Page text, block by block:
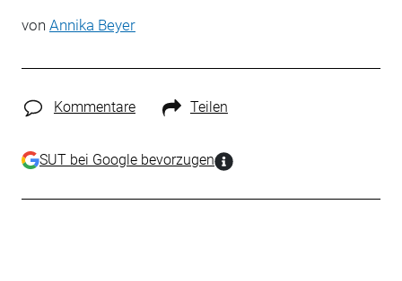
von Annika Beyer
Kommentare Teilen
SUT bei Google bevorzugen